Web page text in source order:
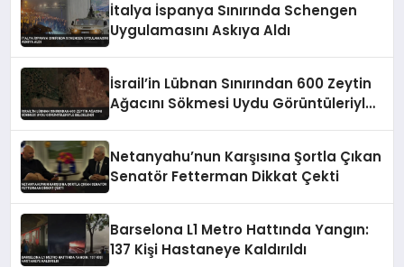
İtalya İspanya Sınırında Schengen
Uygulamasını Askıya Aldı
İsrail’in Lübnan Sınırından 600 Zeytin
Ağacını Sökmesi Uydu Görüntüleriyle
Netanyahu’nun Karşısına Şortla Çıkan
Senatör Fetterman Dikkat Çekti
Barselona L1 Metro Hattında Yangın:
137 Kişi Hastaneye Kaldırıldı